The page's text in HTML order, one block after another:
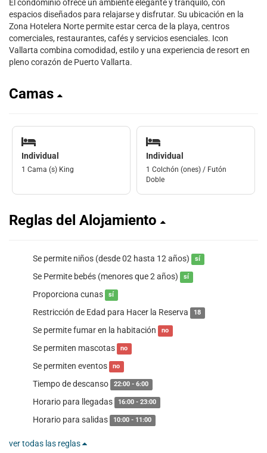
El condominio ofrece un ambiente elegante y tranquilo, con
espacios diseñados para relajarse y disfrutar. Su ubicación en la
Zona Hotelera Norte permite estar cerca de la playa, centros
comerciales, restaurantes, cafés y servicios esenciales. Icon
Vallarta combina comodidad, estilo y una experiencia de resort en
pleno corazón de Puerto Vallarta.
Camas
Individual
1 Cama (s) King
Individual
1 Colchón (ones) / Futón
Doble
Reglas del Alojamiento
Se permite niños (desde 02 hasta 12 años) sí
Se Permite bebés (menores que 2 años) sí
Proporciona cunas sí
Restricción de Edad para Hacer la Reserva 18
Se permite fumar en la habitación no
Se permiten mascotas no
Se permiten eventos no
Tiempo de descanso 22:00 - 6:00
Horario para llegadas 16:00 - 23:00
Horario para salidas 10:00 - 11:00
ver todas las reglas